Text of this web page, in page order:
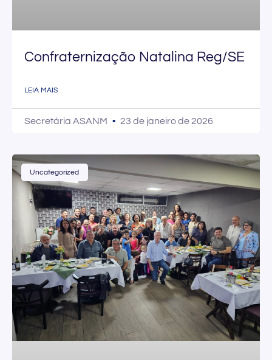
Confraternização Natalina Reg/SE
LEIA MAIS
Secretária ASANM 23 de janeiro de 2026
Uncategorized